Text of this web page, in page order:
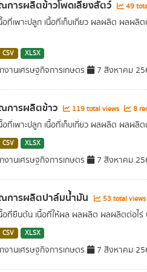
การผลิตข้าวโพดเลี้ยงสัตว์ 49
อที่เพาะปลูก เนื้อที่เก็บเกี่ยว ผลผลิต ผลผ
CSV XLSX
านเศรษฐกิจการเกษตร 7 สิงหาคม
การผลิตข้าว 119 total views 8
อที่เพาะปลูก เนื้อที่เก็บเกี่ยว ผลผลิต ผลผ
CSV XLSX
านเศรษฐกิจการเกษตร 7 สิงหาคม
การผลิตปาล์มน้ำมัน 53 total views
อที่ยืนต้น เนื้อที่ให้ผล ผลผลิต ผลผลิตต่อไ
CSV XLSX
านเศรษฐกิจการเกษตร 7 สิงหาคม